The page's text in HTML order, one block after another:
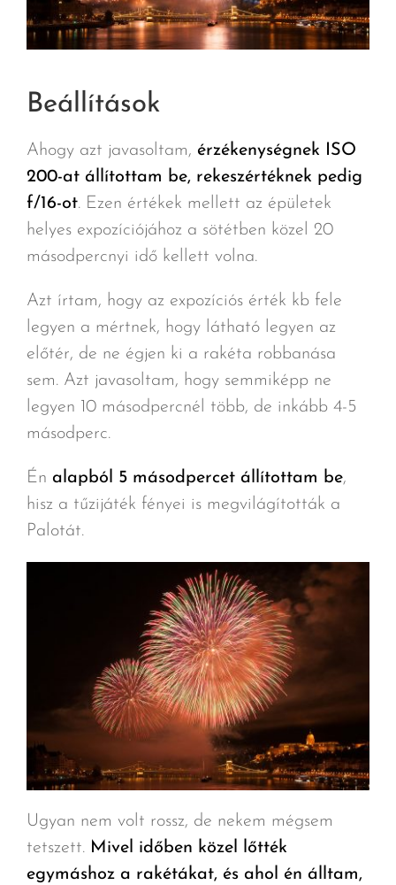
Beállítások
Ahogy azt javasoltam, érzékenységnek ISO
200-at állítottam be, rekeszértéknek pedig
f/16-ot. Ezen értékek mellett az épületek
helyes expozíciójához a sötétben közel 20
másodpercnyi idő kellett volna.
Azt írtam, hogy az expozíciós érték kb fele
legyen a mértnek, hogy látható legyen az
előtér, de ne égjen ki a rakéta robbanása
sem. Azt javasoltam, hogy semmiképp ne
legyen 10 másodpercnél több, de inkább 4-5
másodperc.
Én alapból 5 másodpercet állítottam be,
hisz a tűzijáték fényei is megvilágították a
Palotát.
Ugyan nem volt rossz, de nekem mégsem
tetszett. Mivel időben közel lőtték
egymáshoz a rakétákat, és ahol én álltam,